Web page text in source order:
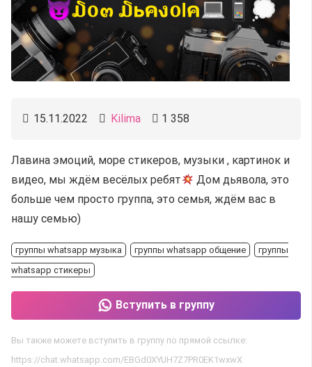
15.11.2022 Kilima 1 358
Лавина эмоций, море стикеров, музыки , картинок и
видео, мы ждём весёлых ребят
Дом дьявола, это
больше чем просто группа, это семья, ждём вас в
нашу семью)
группы whatsapp музыка группы whatsapp общение
группы
whatsapp стикеры
Вступить в группу
Вы также можете вступить в группу по прямой ссылке:
https://chat.whatsapp.com/EBGd0XYUH7Z7PR0EK1wxwX